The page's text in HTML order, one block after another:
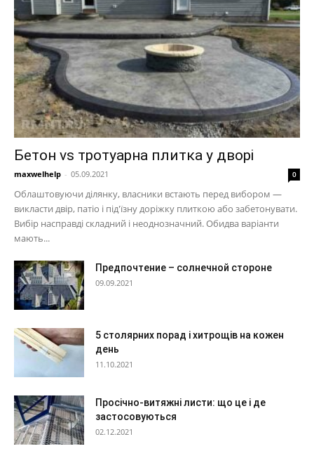
Бетон vs тротуарна плитка у дворі
maxwelhelp - 05.09.2021 0
Облаштовуючи ділянку, власники встають перед вибором —
викласти двір, патіо і під'їзну доріжку плиткою або забетонувати.
Вибір насправді складний і неоднозначний. Обидва варіанти
мають...
Предпочтение – солнечной стороне
09.09.2021
5 столярних порад і хитрощів на кожен
день
11.10.2021
Просічно-витяжні листи: що це і де
застосовуються
02.12.2021